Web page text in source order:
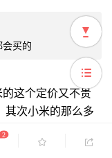
买的
这个定价又不贵
其次小米的那么多
玩家，喜欢折腾
最核心的功能就是
2